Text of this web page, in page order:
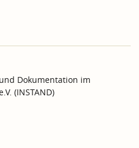
Dokumentation im
(INSTAND)